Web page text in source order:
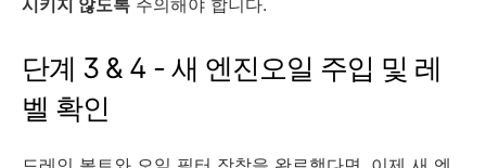
단계 3 & 4 - 새 엔진오일 주입 및 레
벨 확인